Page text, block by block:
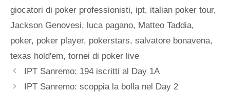
giocatori di poker professionisti, ipt, italian poker tour,
Jackson Genovesi, luca pagano, Matteo Taddia,
poker, poker player, pokerstars, salvatore bonavena,
texas hold'em, tornei di poker live
IPT Sanremo: 194 iscritti al Day 1A
IPT Sanremo: scoppia la bolla nel Day 2